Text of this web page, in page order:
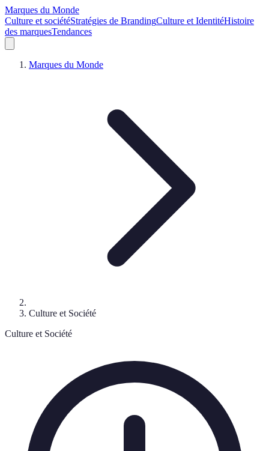
Marques du Monde
Culture et sociétéStratégies de BrandingCulture et IdentitéHistoire
des marquesTendances
Marques du Monde
Culture et Société
Culture et Société